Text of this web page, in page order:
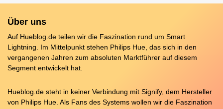
Über uns
Auf Hueblog.de teilen wir die Faszination rund um Smart
Lightning. Im Mittelpunkt stehen Philips Hue, das sich in den
vergangenen Jahren zum absoluten Marktführer auf diesem
Segment entwickelt hat.
Hueblog.de steht in keiner Verbindung mit Signify, dem Hersteller
von Philips Hue. Als Fans des Systems wollen wir die Faszination